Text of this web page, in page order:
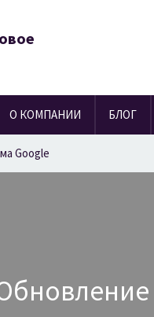
О КОМПАНИИ БЛОГ
Google